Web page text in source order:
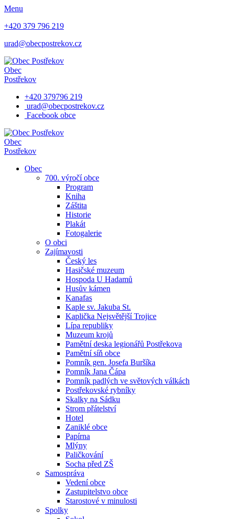
Menu
+420 379 796 219
urad@obecpostrekov.cz
Obec
Postřekov
+420 379796 219
urad@obecpostrekov.cz
Facebook​ obce
Obec
Postřekov
Obec
700. výročí obce
Program
Kniha
Záštita
Historie
Plakát
Fotogalerie
O obci
Zajímavosti
Český les
Hasičské muzeum
Hospoda U Hadamů
Husův kámen
Kanafas
Kaple sv. Jakuba St.
Kaplička Nejsvětější Trojice
Lípa republiky
Muzeum krojů
Pamětní deska legionářů Postřekova
Pamětní síň obce
Pomník gen. Josefa Buršíka
Pomník Jana Čápa
Pomník padlých ve světových válkách
Postřekovské rybníky
Skalky na Sádku
Strom přátelství
Hotel
Zaniklé obce
Papírna
Mlýny
Paličkování
Socha před ZŠ
Samospráva
Vedení obce
Zastupitelstvo obce
Starostové v minulosti
Spolky